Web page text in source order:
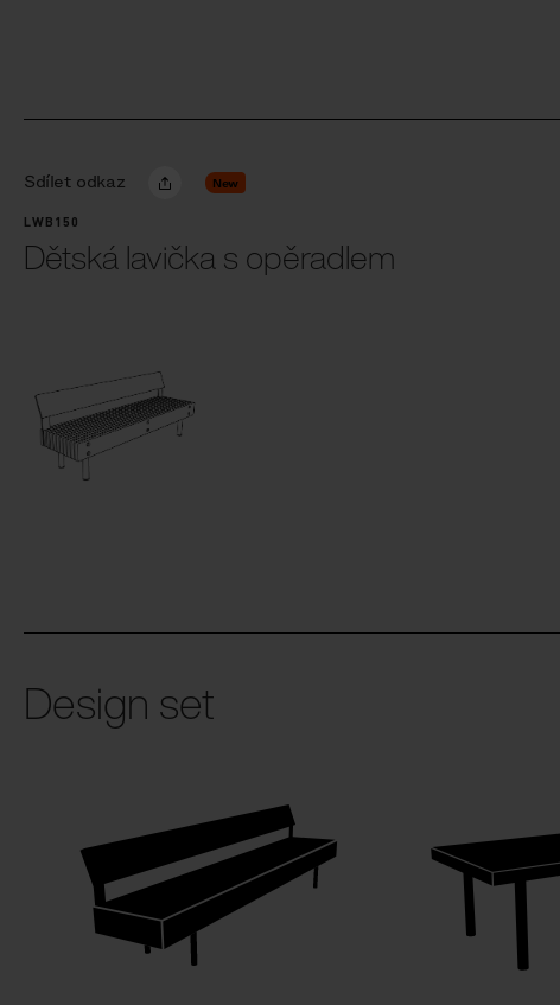
Sdílet odkaz New
LWB150
Dětská lavička s opěradlem
Design set